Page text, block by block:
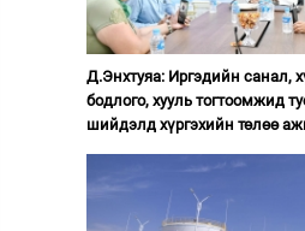
Д.Энхтуяа: Иргэдийн санал,
бодлого, хууль тогтоомжид
шийдэлд хүргэхийн төлөө